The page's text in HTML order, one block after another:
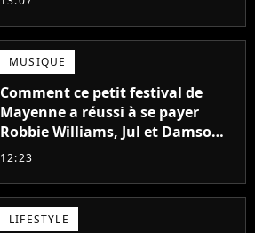
MUSIQUE
Comment ce petit festival de
Mayenne a réussi à se payer
Robbie Williams, Jul et Damso
cette année ?
12:23
LIFESTYLE